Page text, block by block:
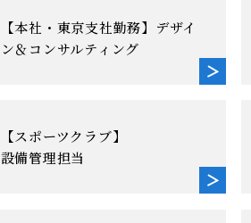
【本社・東京支社勤務】デザイ
ン＆コンサルティング
【スポーツクラブ】
設備管理担当